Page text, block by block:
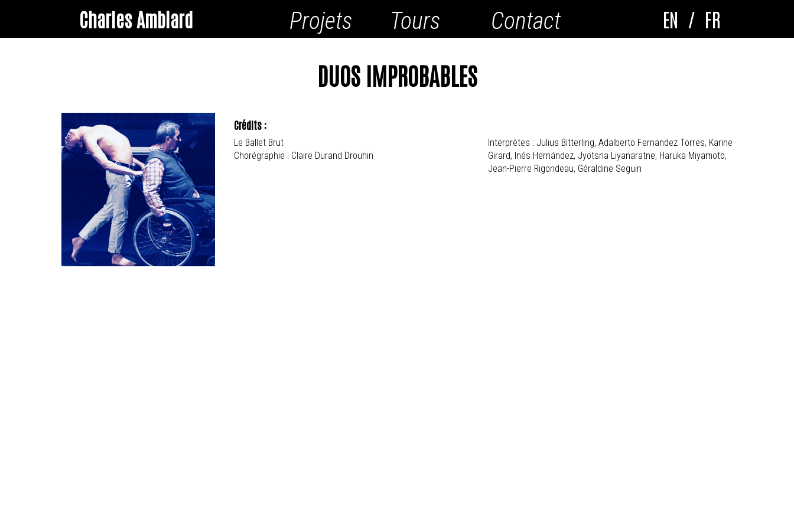
Charles Amblard Projets Tours Contact EN / FR
DUOS IMPROBABLES
Crédits :
Le Ballet Brut
Chorégraphie : Claire Durand Drouhin
Interprètes : Julius Bitterling, Adalberto Fernandez Torres, Karine
Girard, Inés Hernández, Jyotsna Liyanaratne, Haruka Miyamoto,
Jean-Pierre Rigondeau, Géraldine Seguin